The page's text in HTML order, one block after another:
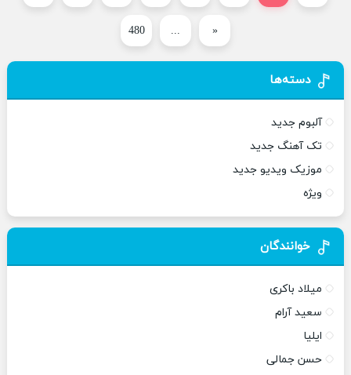
480 ... «
دسته‌ها
آلبوم جدید
تک آهنگ جدید
موزیک ویدیو جدید
ویژه
خوانندگان
میلاد باکری
سعید آرام
ایلیا
حسن جمالی